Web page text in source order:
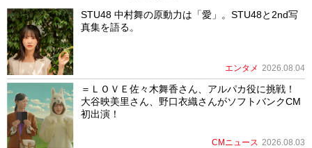
STU48 中村舞の原動力は「愛」。STU48と2nd写
真集を語る。
エンタメ 2026.08.04
＝ＬＯＶＥ佐々木舞香さん、アルパカ役に挑戦！
大谷映美里さん、野口衣織さんがソフトバンクCM
初出演！
CMニュース 2026.08.03